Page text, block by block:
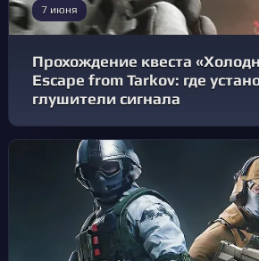
7 июня
Прохождение квеста
Escape from Tarkov: где
глушители сигнала